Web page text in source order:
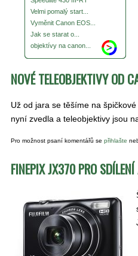
Velmi pomalý start...
Vyměnit Canon EOS...
Jak se starat o...
objektívy na canon...
NOVÉ TELEOBJEKTIVY OD
Už od jara se těšíme na
nyní zvedla a teleobjektivy jsou
Pro možnost psaní komentářů se přihlašte
FINEPIX JX370 PRO